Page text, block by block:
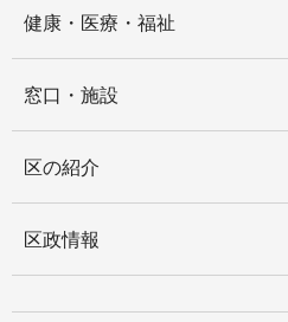
健康・医療・福祉
窓口・施設
区の紹介
区政情報